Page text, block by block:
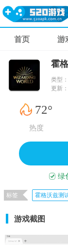
首页 游
霍
类型：
更新：
72°
热度
绿
标签 霍格沃兹测
游戏截图